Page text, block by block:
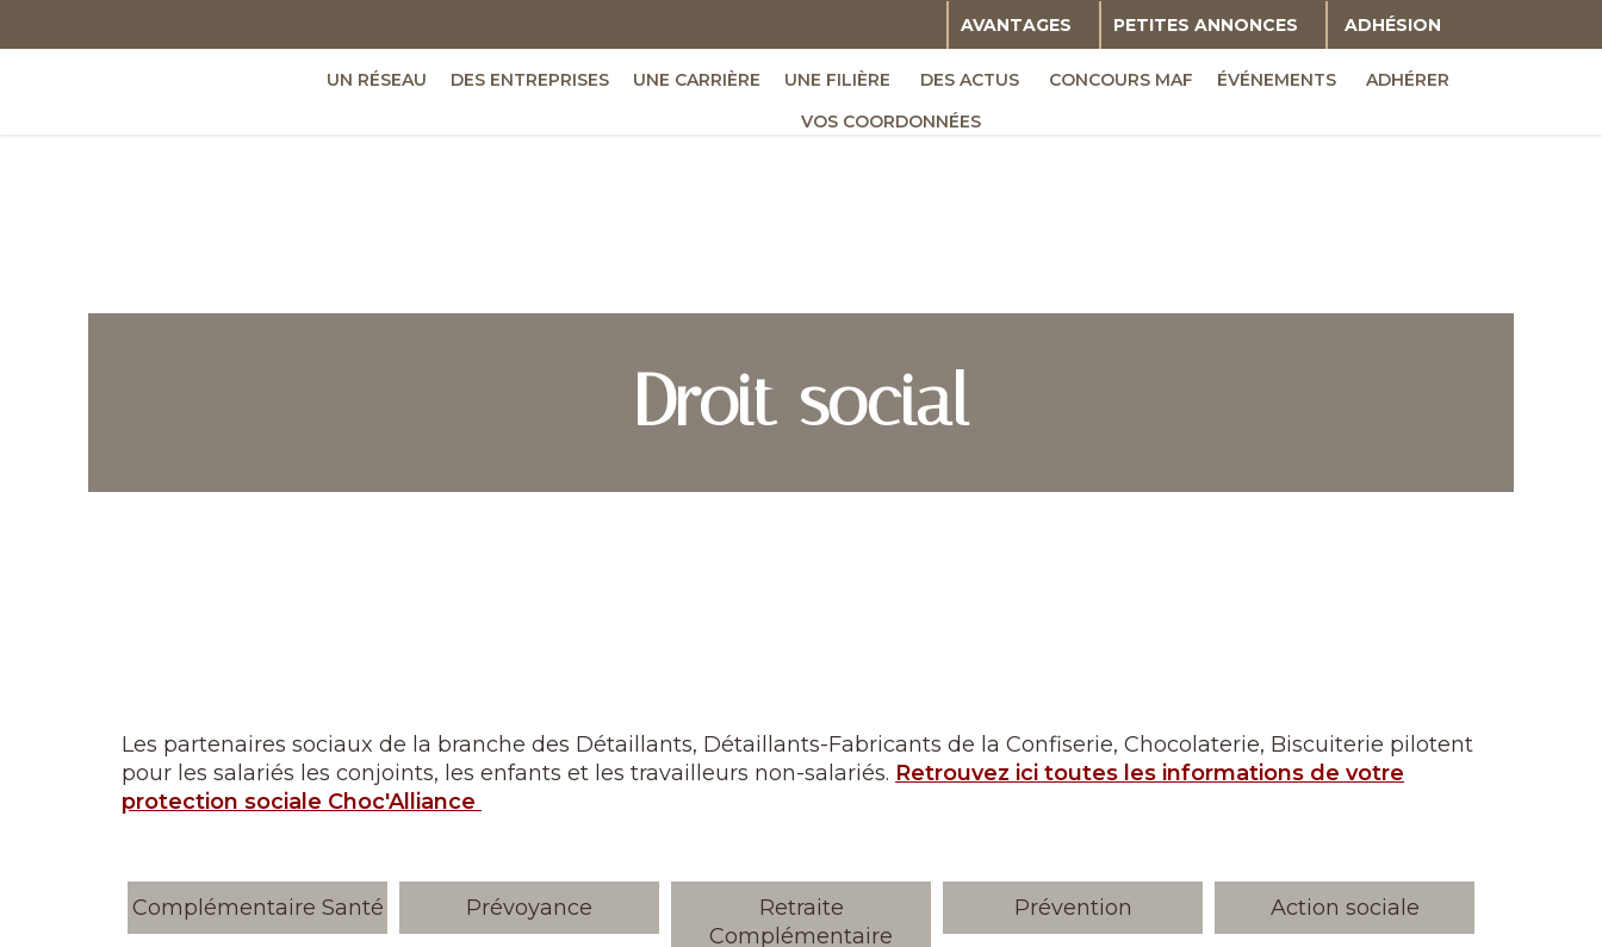
AVANTAGES PETITES ANNONCES ADHÉSION
UN RÉSEAU DES ENTREPRISES UNE CARRIÈRE UNE FILIÈRE DES ACTUS CONCOURS MAF ÉVÉNEMENTS
ADHÉRER
VOS COORDONNÉES
Droit social
Les partenaires sociaux de la branche des Détaillants, Détaillants-Fabricants de la Confiserie, Chocolaterie, Biscuiterie pilotent
pour les salariés les conjoints, les enfants et les travailleurs non-salariés. Retrouvez ici toutes les informations de votre
protection sociale Choc'Alliance
Complémentaire Santé Prévoyance
Retraite
Complémentaire
Prévention Action sociale